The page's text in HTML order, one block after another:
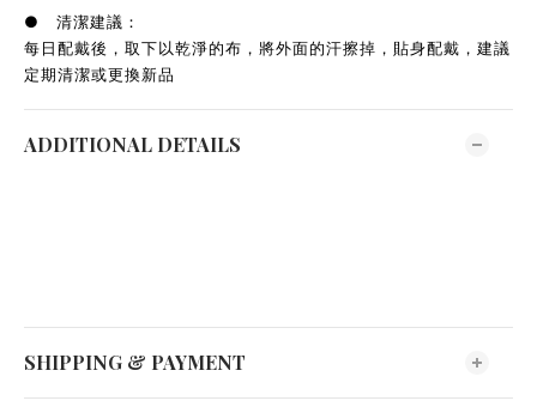
● 清潔建議：
每日配戴後，取下以乾淨的布，將外面的汗擦掉，貼身配戴，建議
定期清潔或更換新品
ADDITIONAL DETAILS
SHIPPING & PAYMENT